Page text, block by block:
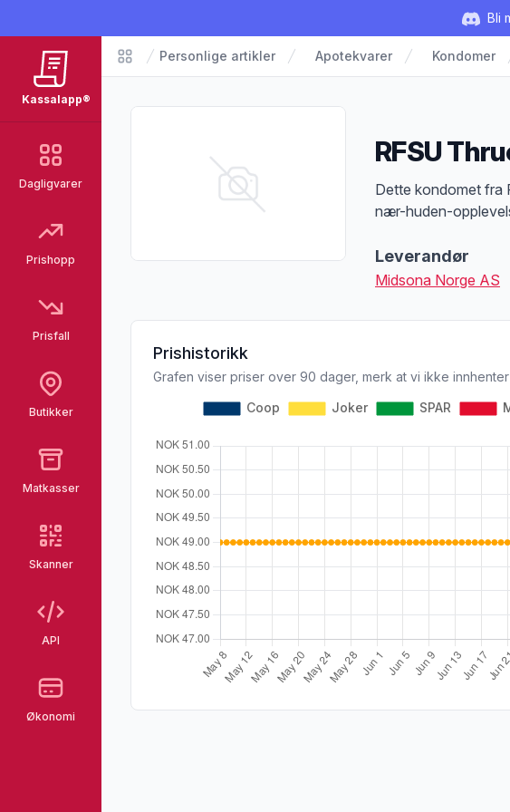
Bli
Kassalapp®
Dagligvarer
Prishopp
Prisfall
Butikker
Matkasser
Skanner
API
Økonomi
Matvarer
Personlige artikler Apotekvarer Kondomer
RFSU
Dette kondomet fra
nær-huden-
Leverandør
Midsona Norge AS
Prishistorikk
Grafen viser priser over 90 dager, merk at vi ikke